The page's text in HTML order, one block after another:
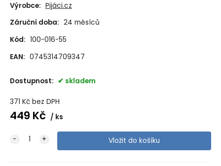
Výrobce: Pijáci.cz
Záruční doba: 24 měsíců
Kód: 100-016-55
EAN: 0745314709347
Dostupnost: skladem
371 Kč bez DPH
449 Kč ks